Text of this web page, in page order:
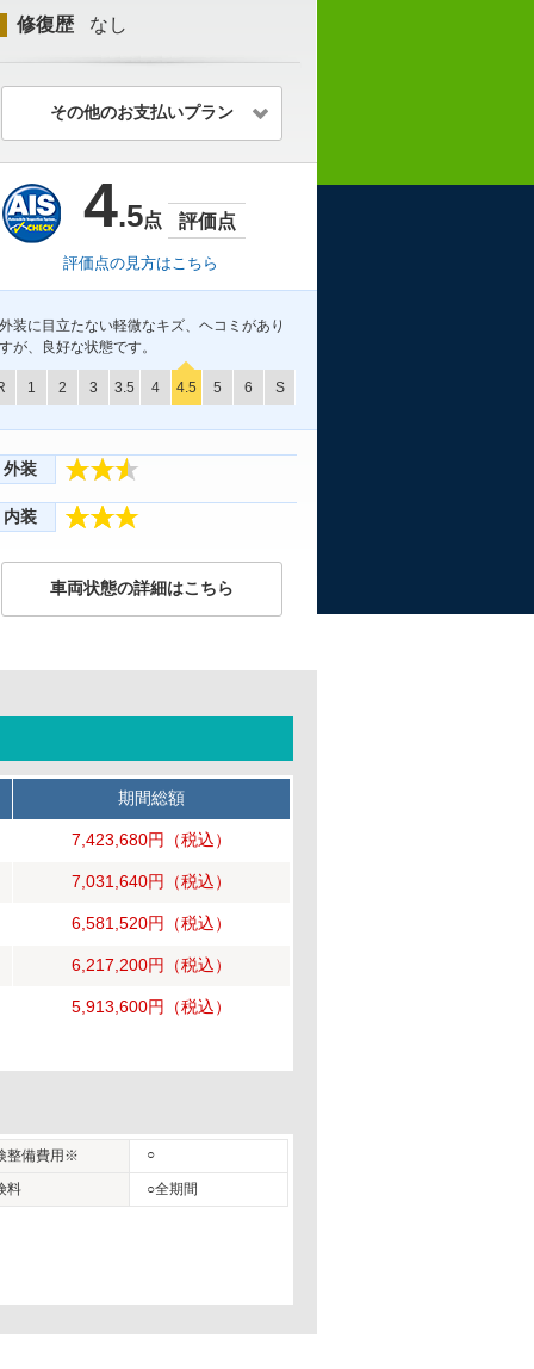
修復歴 なし
その他のお支払いプラン
4.5点 評価点
評価点の見方はこちら
装に目立たない軽微なキズ、ヘコミがあり
が、良好な状態です。
1 2 3 3.5 4 4.5 5 6 S
外装
内装
車両状態の詳細はこちら
期間総額
7,423,680円 （税込）
7,031,640円 （税込）
6,581,520円 （税込）
6,217,200円 （税込）
5,913,600円 （税込）
整備費用※ ○
料
○全期間